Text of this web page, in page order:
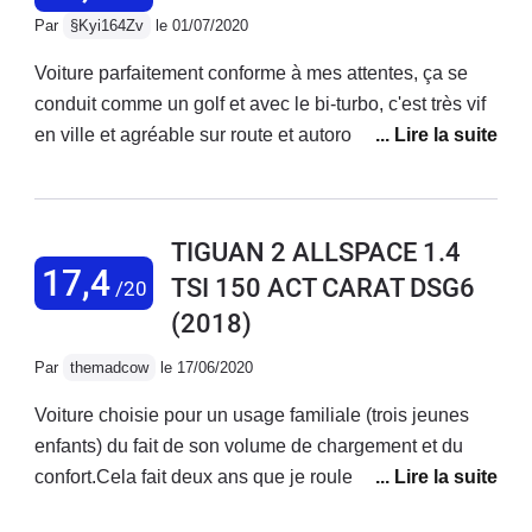
passat. Très imprécis et source d'accident, la detection
est mauvaise et surtout pas à la hauteur d'une voiture
de ce prix en 2022
Par §Kyi164Zv le 01/07/2020
Voiture parfaitement conforme à mes attentes, ça se
conduit comme un golf et avec le bi-turbo, c'est très vif
en ville et agréable sur route et autoroute. La boîte
vite, en particulier en mode sport. A l'intérieur, c'est
matériaux, c'est allemand mais ça n'est pas Audi non
plus. Au niveau de l'électronique, de l'ordinateur de
bord et de la connectivité, il n'y a rien à dire. Le
systèmes d'aide à la conduite, bon, on aime ou pas.
Mais ça fonctionne plutôt bien, même si de temps à
autre, la voiture pile lors d'une manœuvre. Ou pour
17,4/20
TIGUAN 2 ALLSPACE 1.4
TSI 150 ACT CARAT DSG6
(2018)
Par themadcow le 17/06/2020
Voiture choisie pour un usage familiale (trois jeunes
enfants) du fait de son volume de chargement et du
confort.Cela fait deux ans que je roule avec et je suis